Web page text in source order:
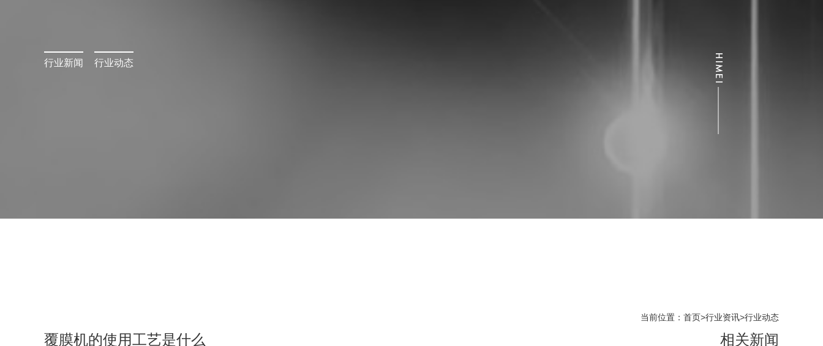
HIMEI
行业新闻 行业动态
当前位置： 首页 >行业资讯>行业动态
覆膜机的使用工艺是什么 相关新闻